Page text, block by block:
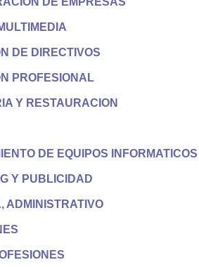
DE DIRECTIVOS
PROFESIONAL
Y RESTAURACION
DE EQUIPOS INFORMATICOS
Y PUBLICIDAD